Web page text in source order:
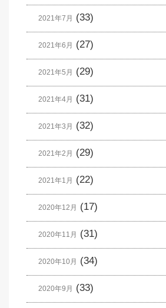
2021年7月 (33)
2021年6月 (27)
2021年5月 (29)
2021年4月 (31)
2021年3月 (32)
2021年2月 (29)
2021年1月 (22)
2020年12月 (17)
2020年11月 (31)
2020年10月 (34)
2020年9月 (33)